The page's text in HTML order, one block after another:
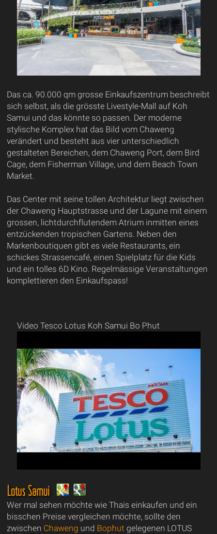
Das ca. 90.000 qm grosse Einkaufszentrum beschreibt
sich selbst, als die grösste Livestyle-Mall auf Koh
Samui und das könnte so passen. Der moderne
stylische Komplex hat das Bild vom Chaweng
verändert und besteht aus vier unterschiedlich
gestalteten Bereichen, dem Chaweng Port, dem Bird
Cage, dem Fisherman Village, und dem Beach Town
Market.
Das Center mit seine tollen Architektur liegt zwischen
der Chaweng Hauptstrasse und der Lagune mit einem
grossen, lichtdurchflutendem Atrium inmitten eines
entzückenden tropischen Gartens. Neben den
Markenboutiquen gibt es viele Restaurants, ein
schickes Strassencafé, einen Spielplatz für die Kids
und ein tolles 6D Kino. Regelmässige Veranstaltungen
komplettieren den Einkaufspass!
Video Tesco Lotus Koh Samui Bo Phut
Lotus Samui
Wer mal sehen möchte wie Thais einkaufen und ein
bisschen Preise vergleichen möchte, sollte den
zwischen Chaweng und Bophut gelegenen LOTUS